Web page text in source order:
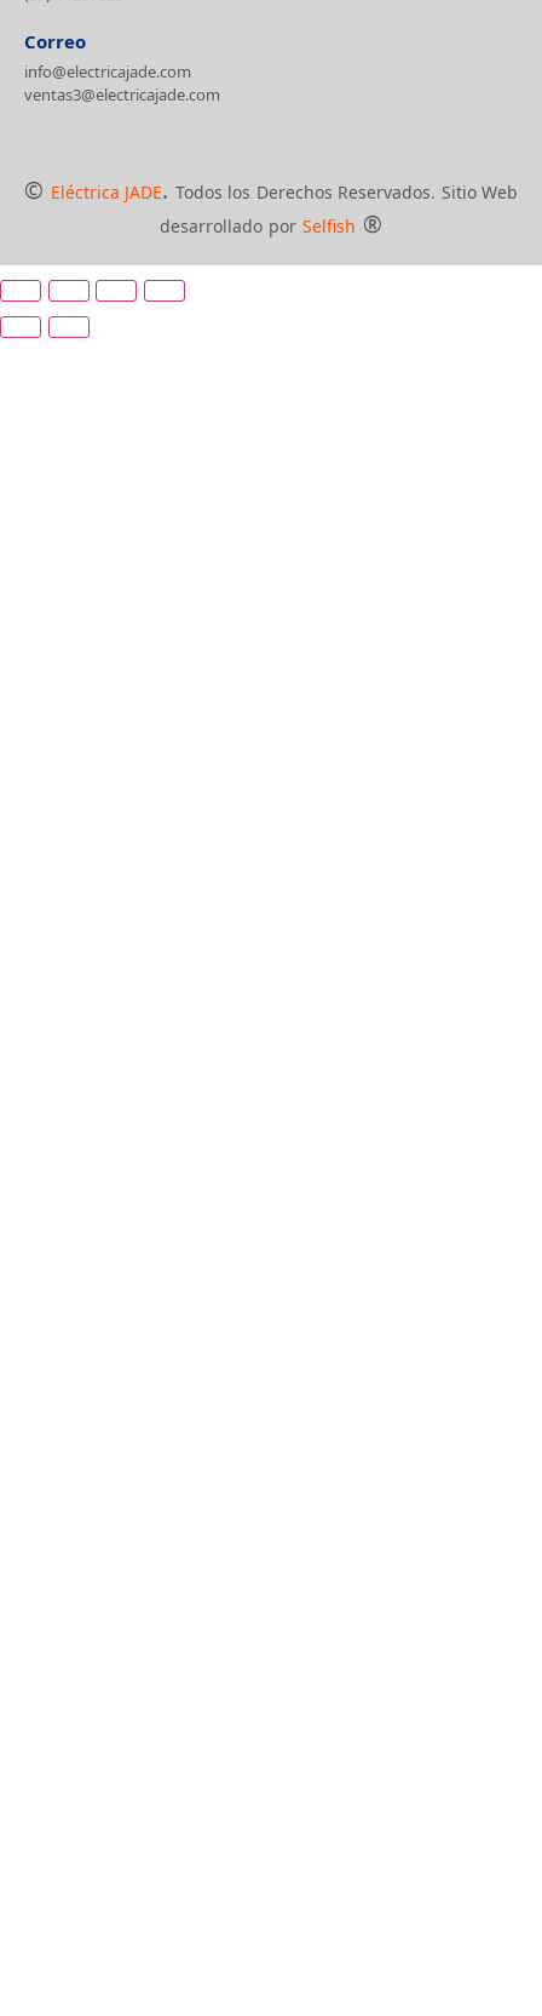
Correo
info@electricajade.com
ventas3@electricajade.com
© Eléctrica JADE. Todos los Derechos Reservados. Sitio Web
desarrollado por Selfish ®